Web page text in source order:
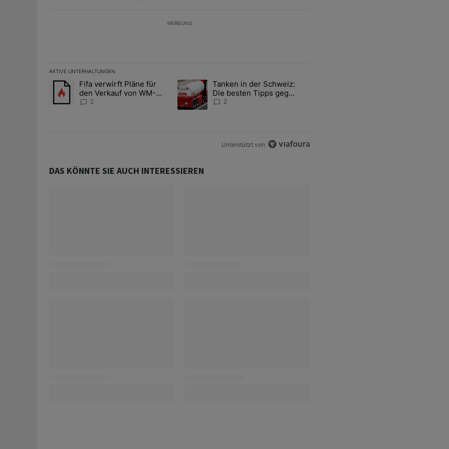
WERBUNG
AKTIVE UNTERHALTUNGEN
Das Folgende ist eine Liste der am meisten kommentierten Artikel der letzten 7 days.
Ein Trendartikel mit dem Titel "Fifa verwirft Pläne für den Verkauf von WM-Anteilen" mit 2 kommentare.
Fifa verwirft Pläne für
den Verkauf von WM-
Anteilen
2
Ein Trendartikel mit dem Titel "Tanken in der Schweiz: Die besten Tipps gegen
Tanken in der Schweiz:
Die besten Tipps gegen
teuren Sprit
2
Unterstützt von
DAS KÖNNTE SIE AUCH INTERESSIEREN